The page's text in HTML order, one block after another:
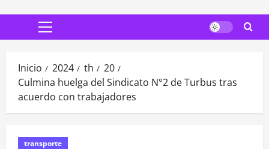
Menú
Inicio 2024 th
20
Culmina huelga del Sindicato N°2 de Turbus tras
acuerdo con trabajadores
transporte